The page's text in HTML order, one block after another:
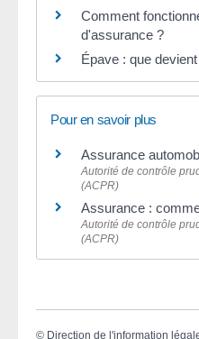
Comment
d'assurance ?
Épave : que
Pour en savoir plus
Assurance
Autorité de contrôle
(ACPR)
Assurance :
Autorité de contrôle
(ACPR)
© Direction de l'information